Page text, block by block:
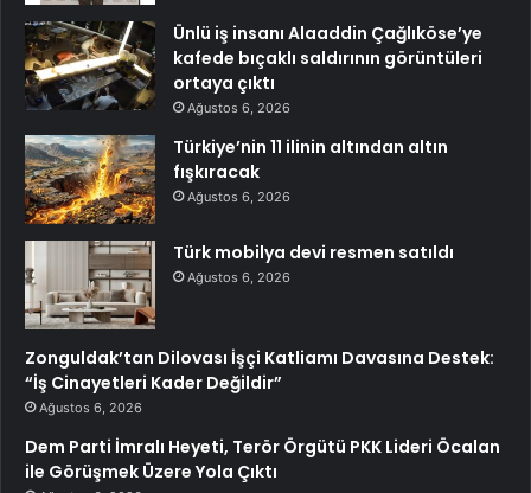
Ünlü iş insanı Alaaddin Çağlıköse’ye
kafede bıçaklı saldırının görüntüleri
ortaya çıktı
Ağustos 6, 2026
Türkiye’nin 11 ilinin altından altın
fışkıracak
Ağustos 6, 2026
Türk mobilya devi resmen satıldı
Ağustos 6, 2026
Zonguldak’tan Dilovası İşçi Katliamı Davasına Destek:
“İş Cinayetleri Kader Değildir”
Ağustos 6, 2026
Dem Parti İmralı Heyeti, Terör Örgütü PKK Lideri Öcalan
ile Görüşmek Üzere Yola Çıktı